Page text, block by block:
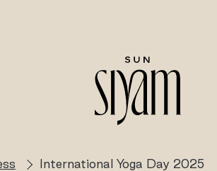
International Yoga Day 2025